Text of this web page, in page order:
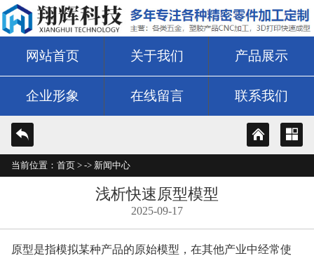
网站首页 关于我们 产品展示
企业形象 在线留言 联系我们
当前位置： 首页 > -> 新闻中心
浅析快速原型模型
2025-09-17
原型是指模拟某种产品的原始模型，在其他产业中经常使